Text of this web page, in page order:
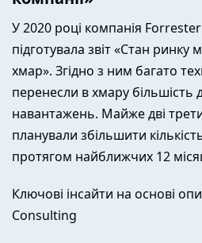
У 2020 році компанія
підготувала звіт «Стан ринку
хмар». Згідно з ним багато
перенесли в хмару більшість
навантажень. Майже дві
планували збільшити
протягом найближчих 12
Ключові інсайти на основі
Consulting